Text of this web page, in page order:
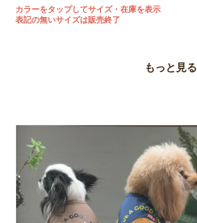
カラーをタップしてサイズ・在庫を表示
表記の無いサイズは販売終了
もっと見る